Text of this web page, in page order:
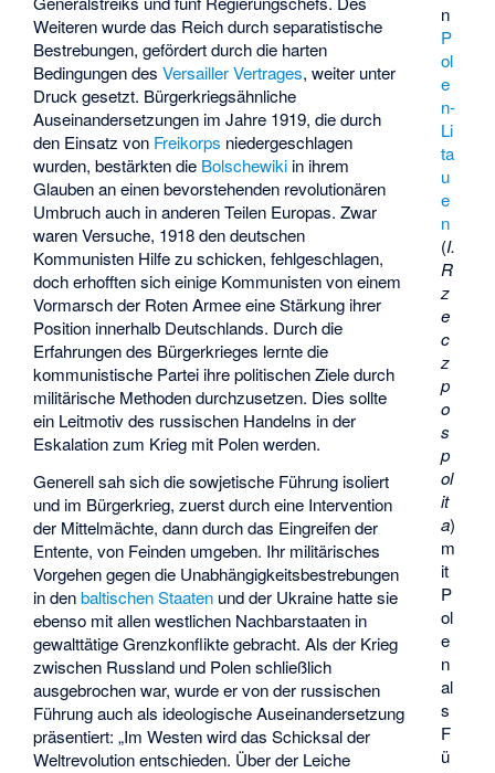
n
P
ol
e
n-
Li
ta
u
e
n
(I.
R
z
e
c
z
p
o
s
p
ol
it
a)
m
it
P
ol
e
n
al
s
F
ü
Weiteren wurde das Reich durch separatistische
Bestrebungen, gefördert durch die harten
Bedingungen desVersailler Vertrages, weiter unter
Druck gesetzt. Bürgerkriegsähnliche
Auseinandersetzungen im Jahre 1919, die durch
den Einsatz von Freikorps niedergeschlagen
wurden, bestärkten die Bolschewiki in ihrem
Glauben an einen bevorstehenden revolutionären
Umbruch auch in anderen Teilen Europas. Zwar
waren Versuche, 1918 den deutschen
Kommunisten Hilfe zu schicken, fehlgeschlagen,
doch erhofften sich einige Kommunisten von einem
Vormarsch der Roten Armee eine Stärkung ihrer
Position innerhalb Deutschlands. Durch die
Erfahrungen des Bürgerkrieges lernte die
kommunistische Partei ihre politischen Ziele durch
militärische Methoden durchzusetzen. Dies sollte
ein Leitmotiv des russischen Handelns in der
Eskalation zum Krieg mit Polen werden.
Generell sah sich die sowjetische Führung isoliert
und im Bürgerkrieg, zuerst durch eine Intervention
der Mittelmächte, dann durch das Eingreifen der
Entente, von Feinden umgeben. Ihr militärisches
Vorgehen gegen die Unabhängigkeitsbestrebungen
in denbaltischen Staaten und der Ukraine hatte sie
ebenso mit allen westlichen Nachbarstaaten in
gewalttätige Grenzkonflikte gebracht. Als der Krieg
zwischen Russland und Polen schließlich
ausgebrochen war, wurde er von der russischen
Führung auch als ideologische Auseinandersetzung
präsentiert: „Im Westen wird das Schicksal der
Weltrevolution entschieden. Über der Leiche